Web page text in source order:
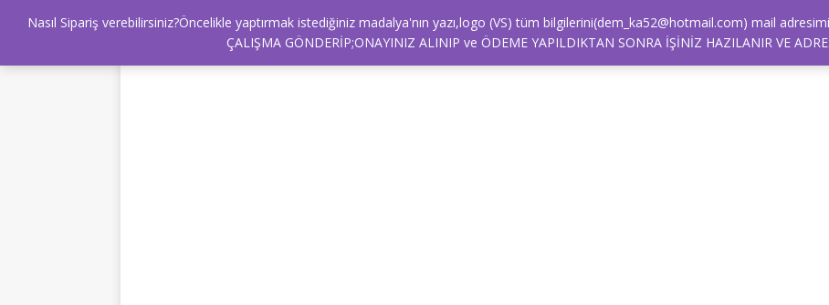
HEDİYECİ BURDA İLETİŞİM NASIL SIPARIŞ VEREBILIRIM? ÖDEME
Nasıl Sipariş verebilirsiniz?Öncelikle yaptırmak istediğiniz madalya'nın yazı,logo (VS) tüm bilgilerini(dem_ka52@hotmail.com) mail
ÇALIŞMA GÖNDERİP;ONAYINIZ ALINIP ve ÖDEME YAPILDIKTAN SONRA İŞİNİZ HAZILANIR VE